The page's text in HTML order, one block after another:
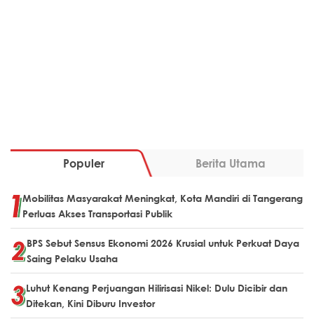
Populer Berita Utama
Mobilitas Masyarakat Meningkat, Kota Mandiri di Tangerang
Perluas Akses Transportasi Publik
BPS Sebut Sensus Ekonomi 2026 Krusial untuk Perkuat Daya
Saing Pelaku Usaha
Luhut Kenang Perjuangan Hilirisasi Nikel: Dulu Dicibir dan
Ditekan, Kini Diburu Investor